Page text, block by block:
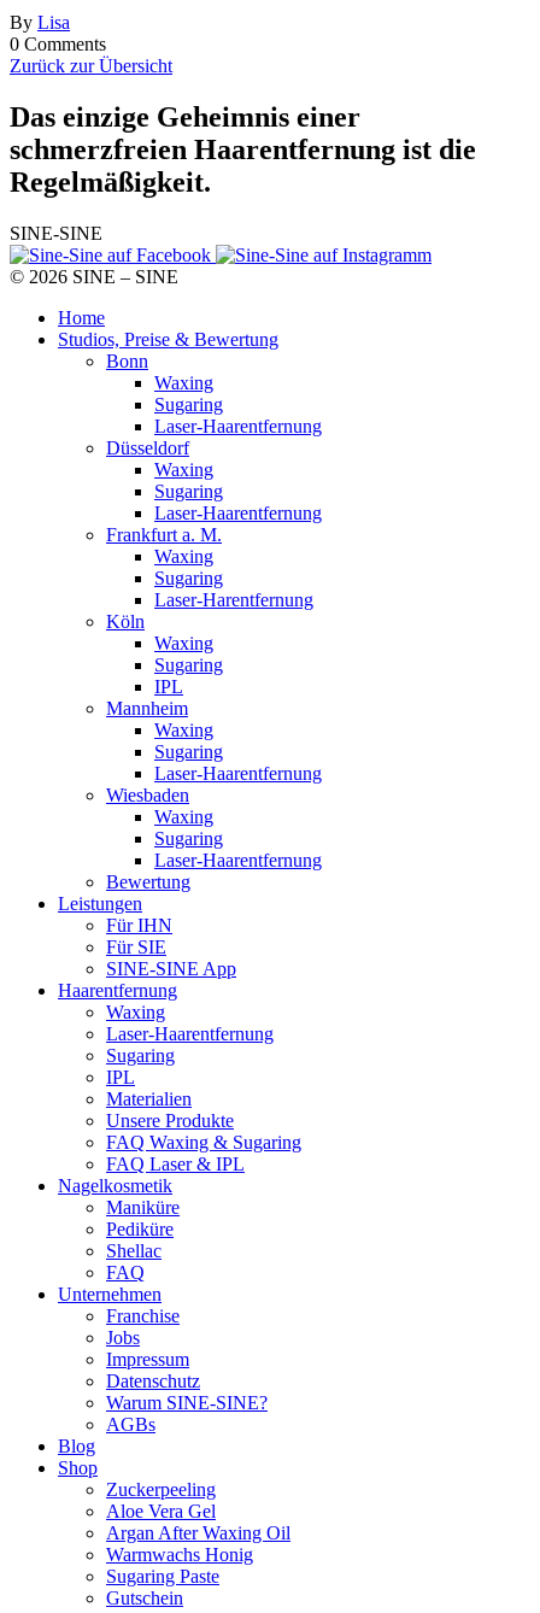
By Lisa
0 Comments
Zurück zur Übersicht
Das einzige Geheimnis einer
schmerzfreien Haarentfernung ist die
Regelmäßigkeit.
SINE-SINE
© 2026 SINE – SINE
Home
Studios, Preise & Bewertung
Bonn
Waxing
Sugaring
Laser-Haarentfernung
Düsseldorf
Waxing
Sugaring
Laser-Haarentfernung
Frankfurt a. M.
Waxing
Sugaring
Laser-Harentfernung
Köln
Waxing
Sugaring
IPL
Mannheim
Waxing
Sugaring
Laser-Haarentfernung
Wiesbaden
Waxing
Sugaring
Laser-Haarentfernung
Bewertung
Leistungen
Für IHN
Für SIE
SINE-SINE App
Haarentfernung
Waxing
Laser-Haarentfernung
Sugaring
IPL
Materialien
Unsere Produkte
FAQ Waxing & Sugaring
FAQ Laser & IPL
Nagelkosmetik
Maniküre
Pediküre
Shellac
FAQ
Unternehmen
Franchise
Jobs
Impressum
Datenschutz
Warum SINE-SINE?
AGBs
Blog
Shop
Zuckerpeeling
Aloe Vera Gel
Argan After Waxing Oil
Warmwachs Honig
Sugaring Paste
Gutschein